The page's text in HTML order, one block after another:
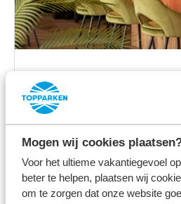
Mogen wij cookies
Voor het ultieme vakantiegevoel
beter te helpen, plaatsen wij
om te zorgen dat onze website
Restaurant met
Op het park